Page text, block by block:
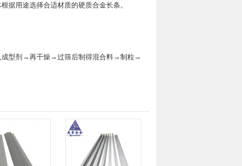
据用途选择合适材质的硬质合金长条。
型剂→再干燥→过筛后制得混合料→制粒→